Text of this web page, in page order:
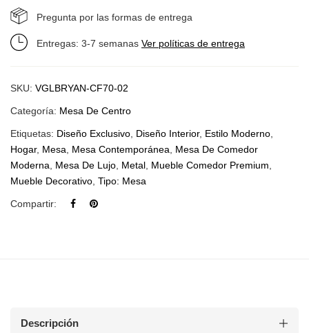
Pregunta por las formas de entrega
Entregas: 3-7 semanas Ver políticas de entrega
SKU: VGLBRYAN-CF70-02
Categoría: Mesa De Centro
Etiquetas: Diseño Exclusivo Diseño Interior, Estilo Moderno
Hogar, Mesa Mesa Contemporánea
Mesa De Comedor
Moderna
Mesa De Lujo Metal Mueble Comedor Premium
Mueble Decorativo Tipo: Mesa
Compartir:
Descripción